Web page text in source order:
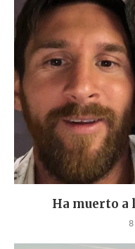
Ha muerto a